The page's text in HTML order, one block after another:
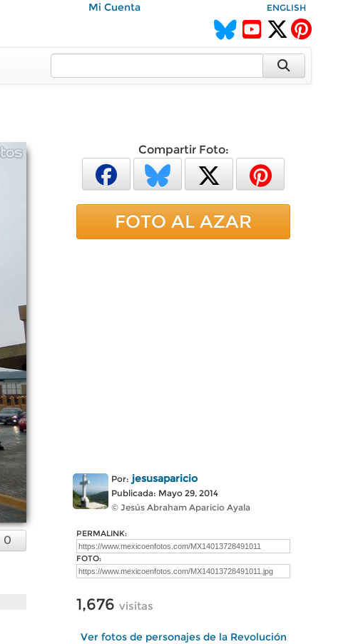
Mi Cuenta ENGLISH
0
Compartir Foto:
FOTO AL AZAR
Por: jesusaparicio
Publicada: Mayo 29, 2014
© Jesús Abraham Aparicio Ayala
PERMALINK:
FOTO:
1,676 visitas
Ver fotos de personajes de la Revolución